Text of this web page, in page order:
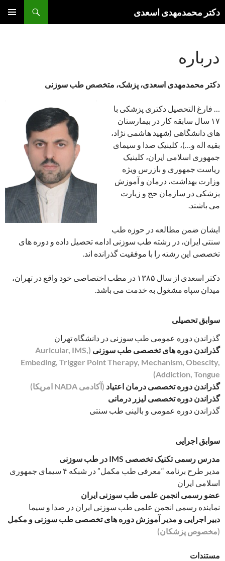
بهدکتر محمدمهدی اسعدی
درباره
دکتر محمدمهدی اسعدی، پزشک، متخصص طب سوزنی
… فارغ التحصیل دکتری پزشکی با
۱۷ سال سابقه کار در بیمارستان
های دانشگاهی (شهید هاشمی نژاد،
بقیه اله و…)، کلینیک صدا و سیمای
جمهوری اسلامی ایران، کلینیک
ریاست جمهوری و بازرس ویژه
وزارت بهداشت، درمان و آموزش
پزشکی در سازمان حج و زیارت
می باشند.
ایشان ضمن مطالعه در حوزه طب
سنتی ایران، در رشته طب سوزنی ادامه تحصیل داده و دوره های
تخصصی این رشته را با موفقیت گذرانده اند.
دکتر اسعدی از سال ۱۳۸۵ در مطب اختصاصی خود واقع در تهران،
میدان سپاه مشغول به خدمت می باشد.
سوابق تحصیلی
گذراندن دوره عمومی طب سوزنی در دانشگاه تهران
گذراندن دوره های تخصصی طب سوزنی (Auricular, IMS,
Embeding, Trigger Point Therapy, Mechanism, Obescity,
Addiction, Tongue)
گذراندن دوره تخصصی درمان اعتیاد (آکادمی NADA امریکا)
گذراندن دوره تخصصی لیزر درمانی
گذراندن دوره عمومی و بالینی طب سنتی
سوابق اجرایی
مدرس رسمی تکنیک تخصصی IMS در طب سوزنی
مدیر طرح برنامه “معرفی طب مکمل” در شبکه ۴ سیمای جمهوری
اسلامی ایران
عضو رسمی انجمن علمی طب سوزنی ایران
نماینده رسمی انجمن علمی طب سوزنی ایران در صدا و سیما
دبیر اجرایی و مدیر آموزش دوره های تخصصی طب سوزنی و مکمل
(مخصوص پزشکان)
مستندات